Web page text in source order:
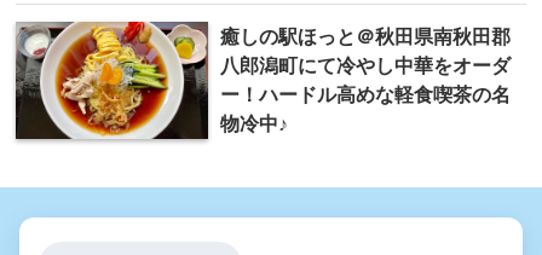
癒しの駅ほっと ＠秋田県南秋田郡
八郎潟町にて冷やし中華をオーダ
ー！ハードル高めな軽食喫茶の名
物冷中♪